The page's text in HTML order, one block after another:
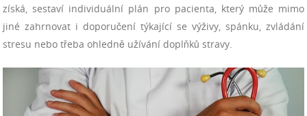
získá, sestaví individuální plán pro pacienta, který může mimo
jiné zahrnovat i doporučení týkající se výživy, spánku, zvládání
stresu nebo třeba ohledně užívání doplňků stravy.